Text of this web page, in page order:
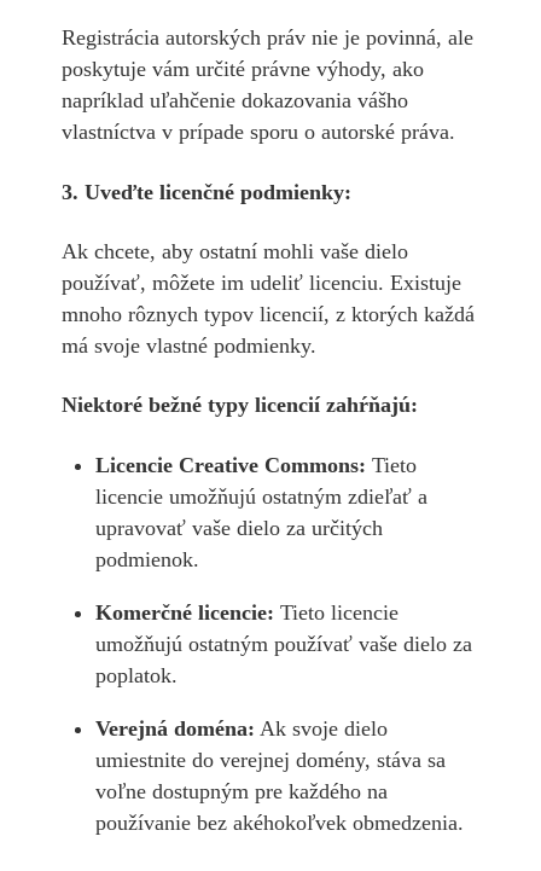
Registrácia autorských práv nie je povinná, ale
poskytuje vám určité právne výhody, ako
napríklad uľahčenie dokazovania vášho
vlastníctva v prípade sporu o autorské práva.
3. Uveďte licenčné podmienky:
Ak chcete, aby ostatní mohli vaše dielo
používať, môžete im udeliť licenciu. Existuje
mnoho rôznych typov licencií, z ktorých každá
má svoje vlastné podmienky.
Niektoré bežné typy licencií zahŕňajú:
Licencie Creative Commons: Tieto
licencie umožňujú ostatným zdieľať a
upravovať vaše dielo za určitých
podmienok.
Komerčné licencie: Tieto licencie
umožňujú ostatným používať vaše dielo za
poplatok.
Verejná doména: Ak svoje dielo
umiestnite do verejnej domény, stáva sa
voľne dostupným pre každého na
používanie bez akéhokoľvek obmedzenia.